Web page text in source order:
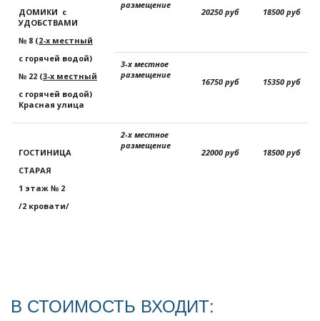
ДОМИКИ с
УДОБСТВАМИ
№ 8 (2-х местный
с горячей водой)
№ 22 (3-х местный
с горячей водой)
Красная улица
размещение
20250 руб 18500 руб
3-х местное
размещение
16750 руб 15350 руб
ГОСТИНИЦА
СТАРАЯ
1 этаж № 2
/2 кровати/
2-х местное
размещение
22000 руб 18500 руб
В СТОИМОСТЬ ВХОДИТ: